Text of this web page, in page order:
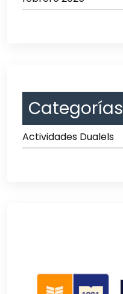
Categorías
Actividades Dualels